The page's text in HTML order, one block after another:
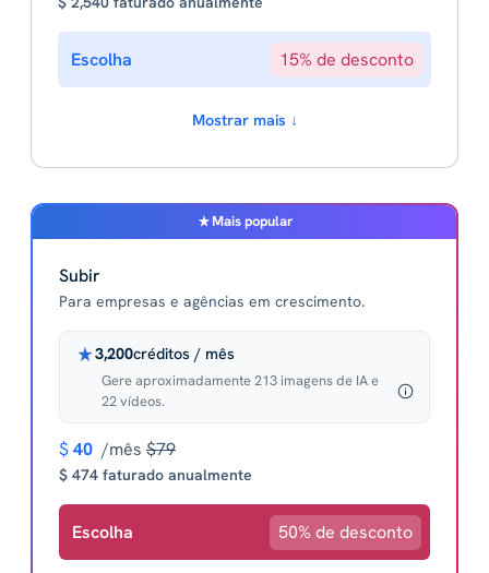
Escolha 15% de desconto
Mostrar mais ↓
Mais popular
Subir
Para empresas e agências em crescimento.
3,200créditos / mês
Gere aproximadamente 213 imagens de IA e
22 vídeos.
$40 /mês $79
$ 474 faturado anualmente
Escolha 50% de desconto